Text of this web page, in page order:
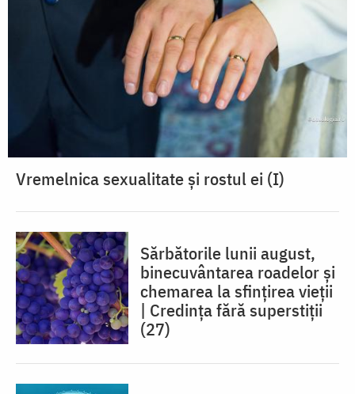
Vremelnica sexualitate și rostul ei (I)
Sărbătorile lunii august,
binecuvântarea roadelor și
chemarea la sfințirea vieții
| Credința fără superstiții
(27)